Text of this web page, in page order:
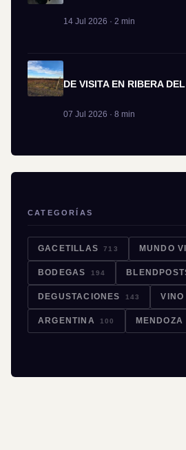
14 Jul 2026 · 2 min
DE VISITA EN RIBERA
07 Jul 2026 · 8 min
CATEGORÍAS
GACETILLAS 713 MUNDO
BODEGAS 194
DEGUSTACIONES 143
ARGENTINA 100 MENDOZA